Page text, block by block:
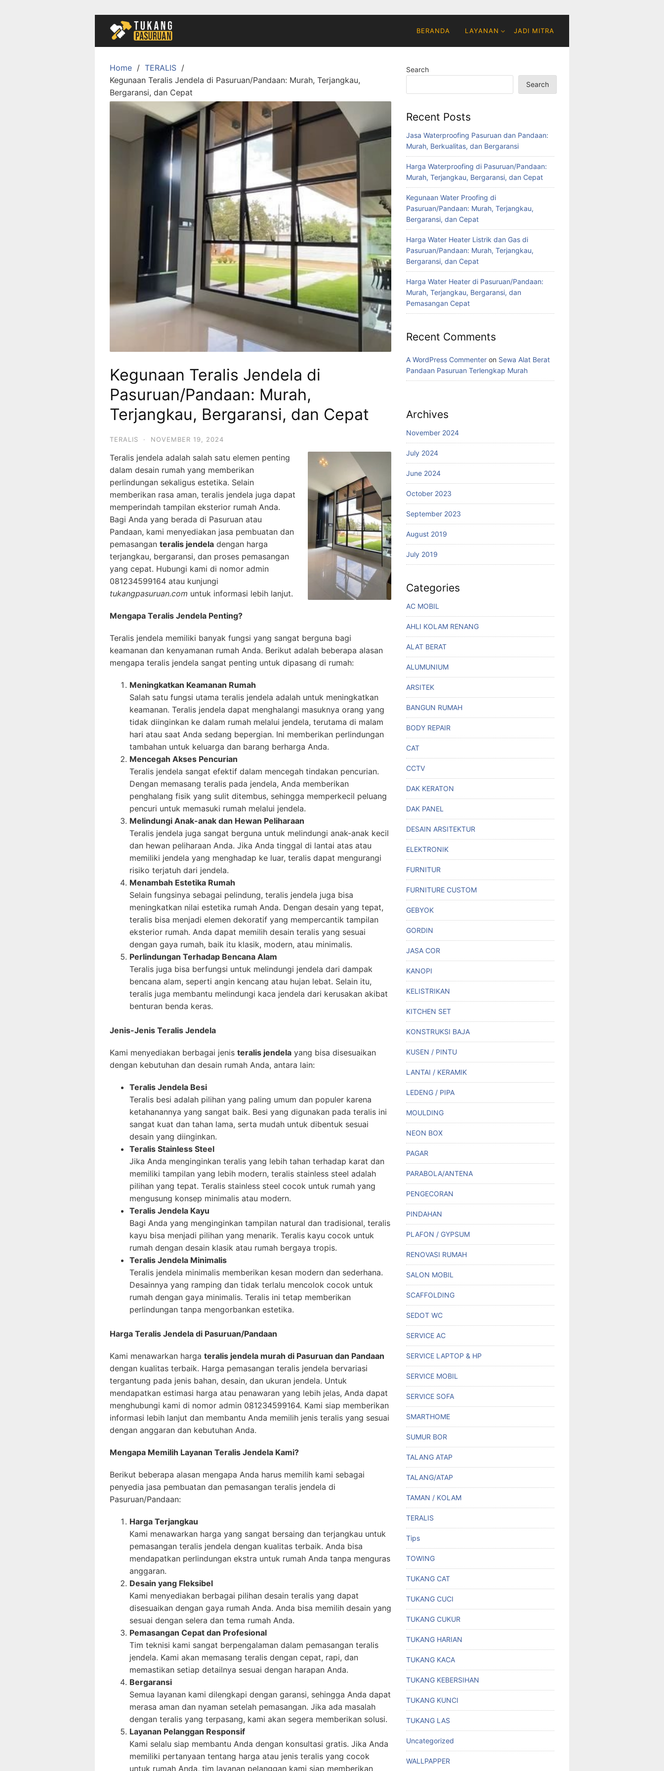
BERANDA LAYANAN JADI MITRA
Home
TERALIS
Kegunaan Teralis Jendela di Pasuruan/Pandaan: Murah, Terjangkau,
Bergaransi, dan Cepat
Kegunaan Teralis Jendela di
Pasuruan/Pandaan: Murah,
Terjangkau, Bergaransi, dan Cepat
TERALIS · NOVEMBER 19, 2024
Teralis jendela adalah salah satu elemen penting
dalam desain rumah yang memberikan
perlindungan sekaligus estetika. Selain
memberikan rasa aman, teralis jendela juga dapat
memperindah tampilan eksterior rumah Anda.
Bagi Anda yang berada di Pasuruan atau
Pandaan, kami menyediakan jasa pembuatan dan
pemasangan teralis jendela dengan harga
terjangkau, bergaransi, dan proses pemasangan
yang cepat. Hubungi kami di nomor admin
081234599164 atau kunjungi
tukangpasuruan.com untuk informasi lebih lanjut.
Mengapa Teralis Jendela Penting?
Teralis jendela memiliki banyak fungsi yang sangat berguna bagi
keamanan dan kenyamanan rumah Anda. Berikut adalah beberapa alasan
mengapa teralis jendela sangat penting untuk dipasang di rumah:
Meningkatkan Keamanan Rumah
Salah satu fungsi utama teralis jendela adalah untuk meningkatkan
keamanan. Teralis jendela dapat menghalangi masuknya orang yang
tidak diinginkan ke dalam rumah melalui jendela, terutama di malam
hari atau saat Anda sedang bepergian. Ini memberikan perlindungan
tambahan untuk keluarga dan barang berharga Anda.
Mencegah Akses Pencurian
Teralis jendela sangat efektif dalam mencegah tindakan pencurian.
Dengan memasang teralis pada jendela, Anda memberikan
penghalang fisik yang sulit ditembus, sehingga memperkecil peluang
pencuri untuk memasuki rumah melalui jendela.
Melindungi Anak-anak dan Hewan Peliharaan
Teralis jendela juga sangat berguna untuk melindungi anak-anak kecil
dan hewan peliharaan Anda. Jika Anda tinggal di lantai atas atau
memiliki jendela yang menghadap ke luar, teralis dapat mengurangi
risiko terjatuh dari jendela.
Menambah Estetika Rumah
Selain fungsinya sebagai pelindung, teralis jendela juga bisa
meningkatkan nilai estetika rumah Anda. Dengan desain yang tepat,
teralis bisa menjadi elemen dekoratif yang mempercantik tampilan
eksterior rumah. Anda dapat memilih desain teralis yang sesuai
dengan gaya rumah, baik itu klasik, modern, atau minimalis.
Perlindungan Terhadap Bencana Alam
Teralis juga bisa berfungsi untuk melindungi jendela dari dampak
bencana alam, seperti angin kencang atau hujan lebat. Selain itu,
teralis juga membantu melindungi kaca jendela dari kerusakan akibat
benturan benda keras.
Jenis-Jenis Teralis Jendela
Kami menyediakan berbagai jenis teralis jendela yang bisa disesuaikan
dengan kebutuhan dan desain rumah Anda, antara lain:
Teralis Jendela Besi
Teralis besi adalah pilihan yang paling umum dan populer karena
ketahanannya yang sangat baik. Besi yang digunakan pada teralis ini
sangat kuat dan tahan lama, serta mudah untuk dibentuk sesuai
desain yang diinginkan.
Teralis Stainless Steel
Jika Anda menginginkan teralis yang lebih tahan terhadap karat dan
memiliki tampilan yang lebih modern, teralis stainless steel adalah
pilihan yang tepat. Teralis stainless steel cocok untuk rumah yang
mengusung konsep minimalis atau modern.
Teralis Jendela Kayu
Bagi Anda yang menginginkan tampilan natural dan tradisional, teralis
kayu bisa menjadi pilihan yang menarik. Teralis kayu cocok untuk
rumah dengan desain klasik atau rumah bergaya tropis.
Teralis Jendela Minimalis
Teralis jendela minimalis memberikan kesan modern dan sederhana.
Desainnya yang ramping dan tidak terlalu mencolok cocok untuk
rumah dengan gaya minimalis. Teralis ini tetap memberikan
perlindungan tanpa mengorbankan estetika.
Harga Teralis Jendela di Pasuruan/Pandaan
Kami menawarkan harga teralis jendela murah di Pasuruan dan Pandaan
dengan kualitas terbaik. Harga pemasangan teralis jendela bervariasi
tergantung pada jenis bahan, desain, dan ukuran jendela. Untuk
mendapatkan estimasi harga atau penawaran yang lebih jelas, Anda dapat
menghubungi kami di nomor admin 081234599164. Kami siap memberikan
informasi lebih lanjut dan membantu Anda memilih jenis teralis yang sesuai
dengan anggaran dan kebutuhan Anda.
Mengapa Memilih Layanan Teralis Jendela Kami?
Berikut beberapa alasan mengapa Anda harus memilih kami sebagai
penyedia jasa pembuatan dan pemasangan teralis jendela di
Pasuruan/Pandaan:
Harga Terjangkau
Kami menawarkan harga yang sangat bersaing dan terjangkau untuk
pemasangan teralis jendela dengan kualitas terbaik. Anda bisa
mendapatkan perlindungan ekstra untuk rumah Anda tanpa menguras
anggaran.
Desain yang Fleksibel
Kami menyediakan berbagai pilihan desain teralis yang dapat
disesuaikan dengan gaya rumah Anda. Anda bisa memilih desain yang
sesuai dengan selera dan tema rumah Anda.
Pemasangan Cepat dan Profesional
Tim teknisi kami sangat berpengalaman dalam pemasangan teralis
jendela. Kami akan memasang teralis dengan cepat, rapi, dan
memastikan setiap detailnya sesuai dengan harapan Anda.
Bergaransi
Semua layanan kami dilengkapi dengan garansi, sehingga Anda dapat
merasa aman dan nyaman setelah pemasangan. Jika ada masalah
dengan teralis yang terpasang, kami akan segera memberikan solusi.
Layanan Pelanggan Responsif
Kami selalu siap membantu Anda dengan konsultasi gratis. Jika Anda
memiliki pertanyaan tentang harga atau jenis teralis yang cocok
untuk rumah Anda, tim layanan pelanggan kami siap memberikan
Search
Search
Recent Posts
Jasa Waterproofing Pasuruan dan Pandaan:
Murah, Berkualitas, dan Bergaransi
Harga Waterproofing di Pasuruan/Pandaan:
Murah, Terjangkau, Bergaransi, dan Cepat
Kegunaan Water Proofing di
Pasuruan/Pandaan: Murah, Terjangkau,
Bergaransi, dan Cepat
Harga Water Heater Listrik dan Gas di
Pasuruan/Pandaan: Murah, Terjangkau,
Bergaransi, dan Cepat
Harga Water Heater di Pasuruan/Pandaan:
Murah, Terjangkau, Bergaransi, dan
Pemasangan Cepat
Recent Comments
A WordPress Commenter on Sewa Alat Berat
Pandaan Pasuruan Terlengkap Murah
Archives
November 2024
July 2024
June 2024
October 2023
September 2023
August 2019
July 2019
Categories
AC MOBIL
AHLI KOLAM RENANG
ALAT BERAT
ALUMUNIUM
ARSITEK
BANGUN RUMAH
BODY REPAIR
CAT
CCTV
DAK KERATON
DAK PANEL
DESAIN ARSITEKTUR
ELEKTRONIK
FURNITUR
FURNITURE CUSTOM
GEBYOK
GORDIN
JASA COR
KANOPI
KELISTRIKAN
KITCHEN SET
KONSTRUKSI BAJA
KUSEN / PINTU
LANTAI / KERAMIK
LEDENG / PIPA
MOULDING
NEON BOX
PAGAR
PARABOLA/ANTENA
PENGECORAN
PINDAHAN
PLAFON / GYPSUM
RENOVASI RUMAH
SALON MOBIL
SCAFFOLDING
SEDOT WC
SERVICE AC
SERVICE LAPTOP & HP
SERVICE MOBIL
SERVICE SOFA
SMARTHOME
SUMUR BOR
TALANG ATAP
TALANG/ATAP
TAMAN / KOLAM
TERALIS
Tips
TOWING
TUKANG CAT
TUKANG CUCI
TUKANG CUKUR
TUKANG HARIAN
TUKANG KACA
TUKANG KEBERSIHAN
TUKANG KUNCI
TUKANG LAS
Uncategorized
WALLPAPPER